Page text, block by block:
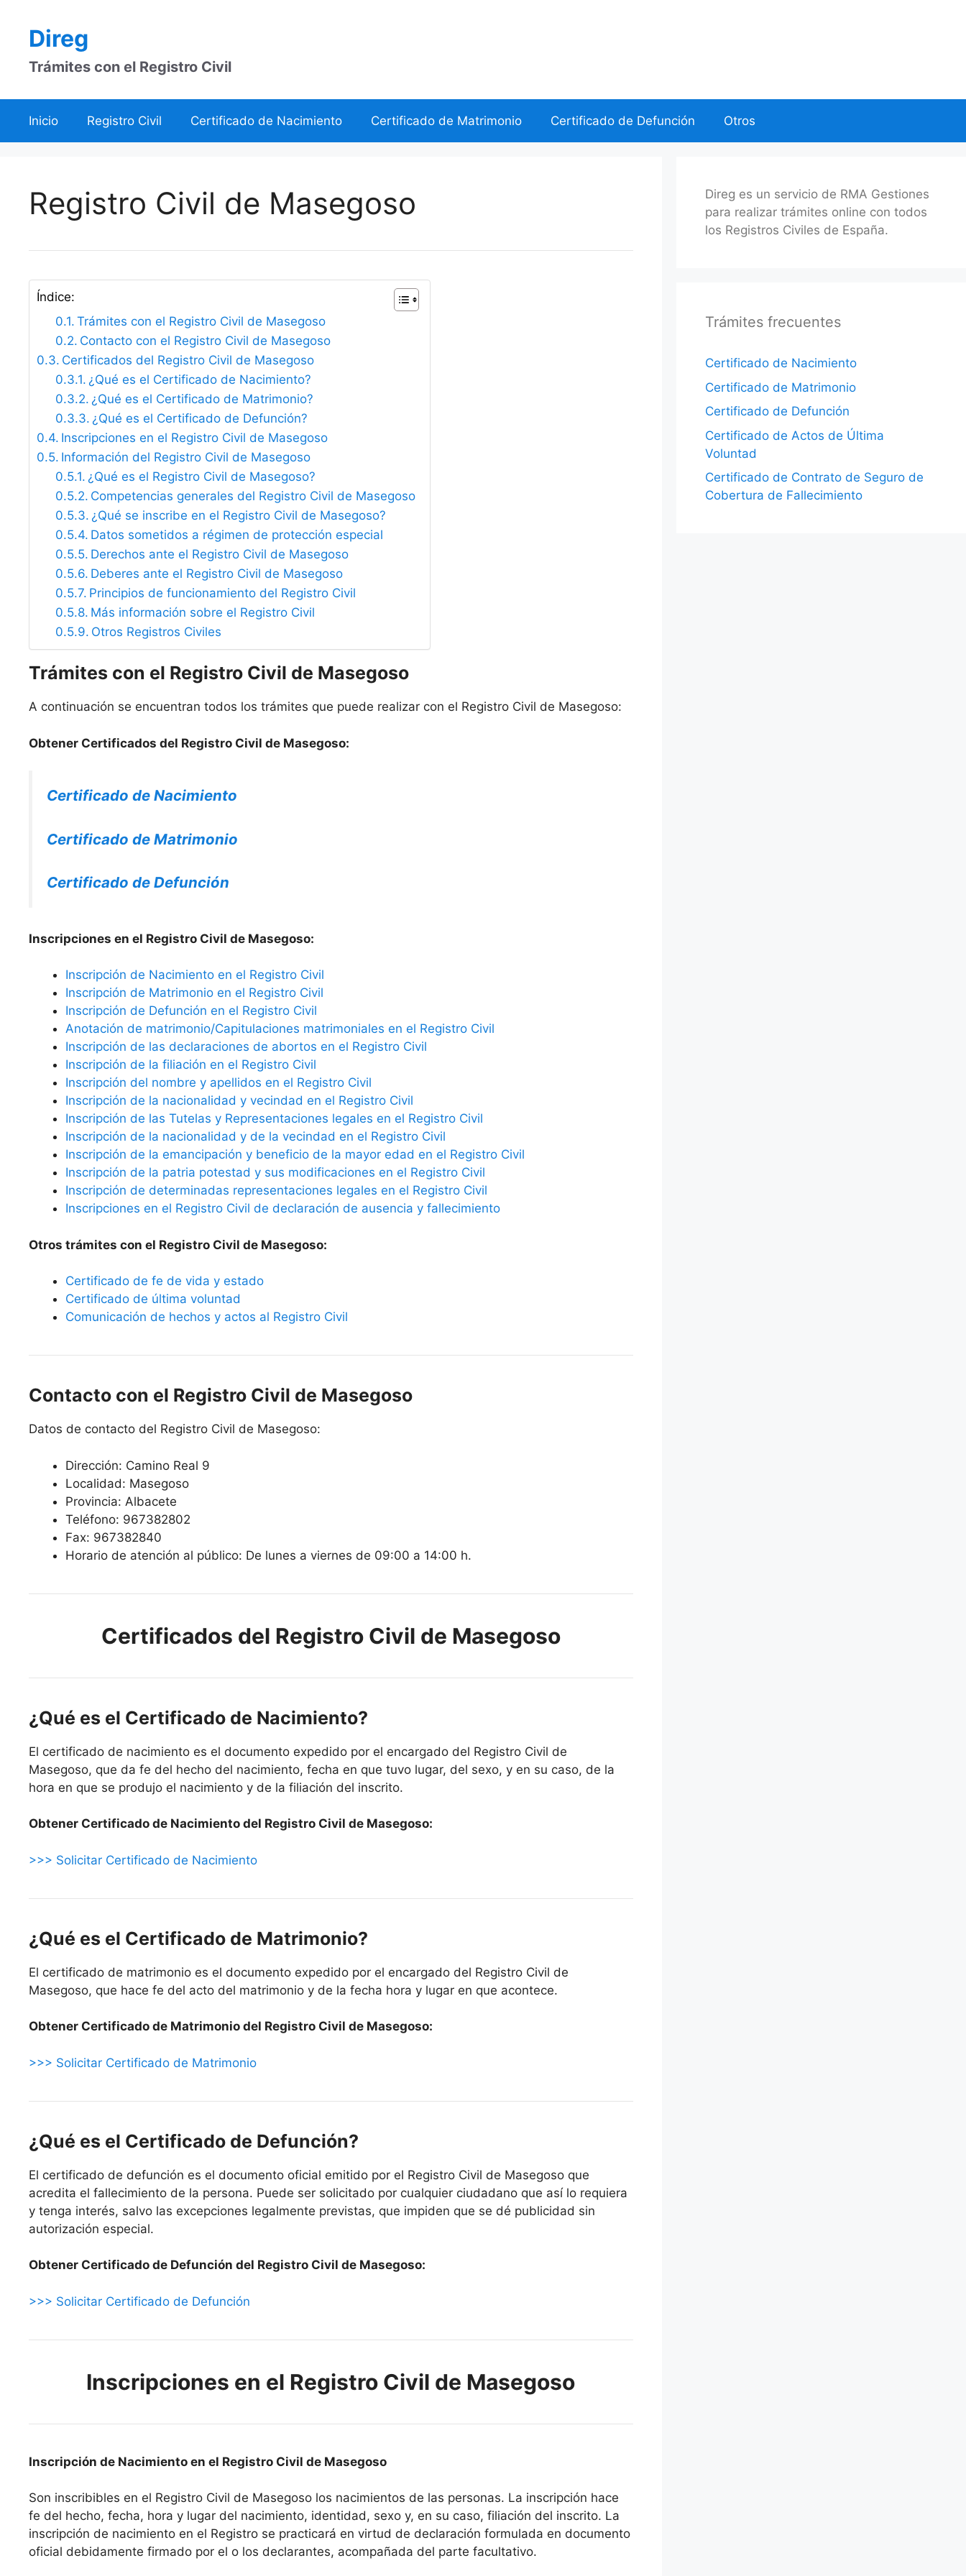
contenidoDireg
Trámites con el Registro Civil
Inicio Registro Civil Certificado de Nacimiento Certificado de Matrimonio Certificado de Defunción Otros
Registro Civil de Masegoso
Índice:
Trámites con el Registro Civil de Masegoso
Contacto con el Registro Civil de Masegoso
Certificados del Registro Civil de Masegoso
¿Qué es el Certificado de Nacimiento?
¿Qué es el Certificado de Matrimonio?
¿Qué es el Certificado de Defunción?
Inscripciones en el Registro Civil de Masegoso
Información del Registro Civil de Masegoso
¿Qué es el Registro Civil de Masegoso?
Competencias generales del Registro Civil de Masegoso
¿Qué se inscribe en el Registro Civil de Masegoso?
Datos sometidos a régimen de protección especial
Derechos ante el Registro Civil de Masegoso
Deberes ante el Registro Civil de Masegoso
Principios de funcionamiento del Registro Civil
Más información sobre el Registro Civil
Otros Registros Civiles
Trámites con el Registro Civil de Masegoso
A continuación se encuentran todos los trámites que puede realizar con el Registro Civil de Masegoso:
Obtener Certificados del Registro Civil de Masegoso:
Certificado de Nacimiento
Certificado de Matrimonio
Certificado de Defunción
Inscripciones en el Registro Civil de Masegoso:
Inscripción de Nacimiento en el Registro Civil
Inscripción de Matrimonio en el Registro Civil
Inscripción de Defunción en el Registro Civil
Anotación de matrimonio/Capitulaciones matrimoniales en el Registro Civil
Inscripción de las declaraciones de abortos en el Registro Civil
Inscripción de la filiación en el Registro Civil
Inscripción del nombre y apellidos en el Registro Civil
Inscripción de la nacionalidad y vecindad en el Registro Civil
Inscripción de las Tutelas y Representaciones legales en el Registro Civil
Inscripción de la nacionalidad y de la vecindad en el Registro Civil
Inscripción de la emancipación y beneficio de la mayor edad en el Registro Civil
Inscripción de la patria potestad y sus modificaciones en el Registro Civil
Inscripción de determinadas representaciones legales en el Registro Civil
Inscripciones en el Registro Civil de declaración de ausencia y fallecimiento
Otros trámites con el Registro Civil de Masegoso:
Certificado de fe de vida y estado
Certificado de última voluntad
Comunicación de hechos y actos al Registro Civil
Contacto con el Registro Civil de Masegoso
Datos de contacto del Registro Civil de Masegoso:
Dirección: Camino Real 9
Localidad: Masegoso
Provincia: Albacete
Teléfono: 967382802
Fax: 967382840
Horario de atención al público: De lunes a viernes de 09:00 a 14:00 h.
Certificados del Registro Civil de Masegoso
¿Qué es el Certificado de Nacimiento?
El certificado de nacimiento es el documento expedido por el encargado del Registro Civil de
Masegoso, que da fe del hecho del nacimiento, fecha en que tuvo lugar, del sexo, y en su caso, de la
hora en que se produjo el nacimiento y de la filiación del inscrito.
Obtener Certificado de Nacimiento del Registro Civil de Masegoso:
>>> Solicitar Certificado de Nacimiento
¿Qué es el Certificado de Matrimonio?
El certificado de matrimonio es el documento expedido por el encargado del Registro Civil de
Masegoso, que hace fe del acto del matrimonio y de la fecha hora y lugar en que acontece.
Obtener Certificado de Matrimonio del Registro Civil de Masegoso:
>>> Solicitar Certificado de Matrimonio
¿Qué es el Certificado de Defunción?
El certificado de defunción es el documento oficial emitido por el Registro Civil de Masegoso que
acredita el fallecimiento de la persona. Puede ser solicitado por cualquier ciudadano que así lo requiera
y tenga interés, salvo las excepciones legalmente previstas, que impiden que se dé publicidad sin
autorización especial.
Obtener Certificado de Defunción del Registro Civil de Masegoso:
>>> Solicitar Certificado de Defunción
Inscripciones en el Registro Civil de Masegoso
Inscripción de Nacimiento en el Registro Civil de Masegoso
Son inscribibles en el Registro Civil de Masegoso los nacimientos de las personas. La inscripción hace
fe del hecho, fecha, hora y lugar del nacimiento, identidad, sexo y, en su caso, filiación del inscrito. La
inscripción de nacimiento en el Registro se practicará en virtud de declaración formulada en documento
oficial debidamente firmado por el o los declarantes, acompañada del parte facultativo.
Direg es un servicio de RMA Gestiones
para realizar trámites online con todos
los Registros Civiles de España.
Trámites frecuentes
Certificado de Nacimiento
Certificado de Matrimonio
Certificado de Defunción
Certificado de Actos de Última
Voluntad
Certificado de Contrato de Seguro de
Cobertura de Fallecimiento